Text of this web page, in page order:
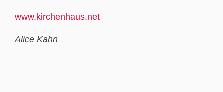
www.kirchenhaus.net
Alice Kahn